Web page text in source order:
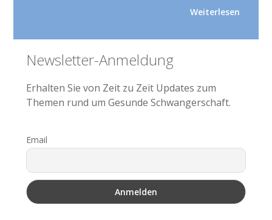
Weiterlesen
Seitenspalte
Newsletter-Anmeldung
Erhalten Sie von Zeit zu Zeit Updates zum
Themen rund um Gesunde Schwangerschaft.
Email